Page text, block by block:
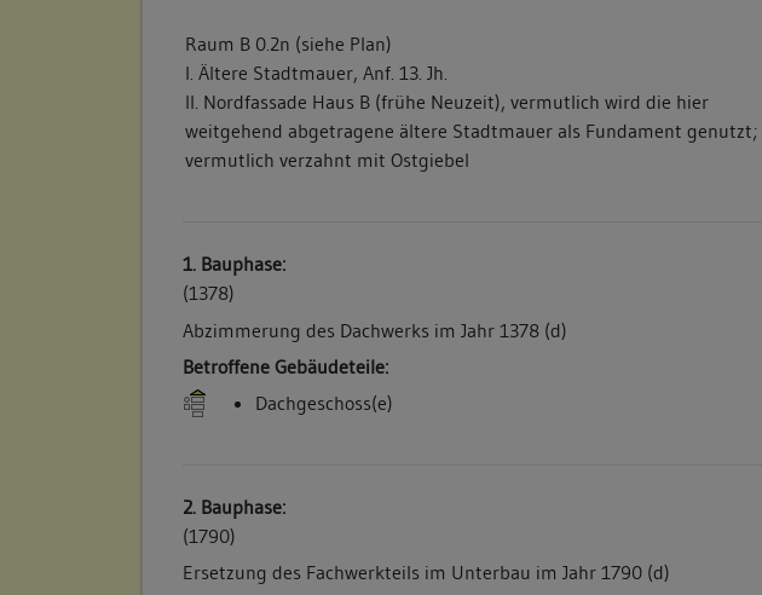
Raum B 0.2n (siehe Plan)
I. Ältere Stadtmauer, Anf. 13. Jh.
II. Nordfassade Haus B (frühe Neuzeit), vermutlich wird die hier
weitgehend abgetragene ältere Stadtmauer als Fundament genutzt;
vermutlich verzahnt mit Ostgiebel
1. Bauphase:
(1378)
Abzimmerung des Dachwerks im Jahr 1378 (d)
Betroffene Gebäudeteile:
Dachgeschoss(e)
2. Bauphase:
(1790)
Ersetzung des Fachwerkteils im Unterbau im Jahr 1790 (d)